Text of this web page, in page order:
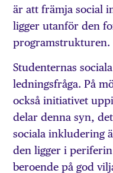
är att främja social
ligger utanför den
programstrukturen.
Studenternas
ledningsfråga. På
också initiativet
delar denna syn,
sociala inkludering
den ligger i
beroende på god